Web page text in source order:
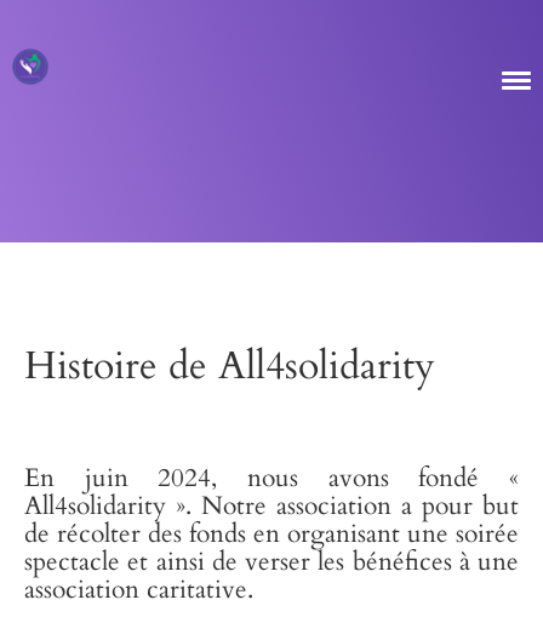
Histoire de All4solidarity
En juin 2024, nous avons fondé «
All4solidarity ». Notre association a pour but
de récolter des fonds en organisant une soirée
spectacle et ainsi de verser les bénéfices à une
association caritative.